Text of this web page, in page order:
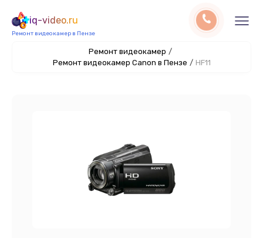
iq-video.ru
Ремонт видеокамер в Пензе
Ремонт видеокамер /
Ремонт видеокамер Canon в Пензе / HF11